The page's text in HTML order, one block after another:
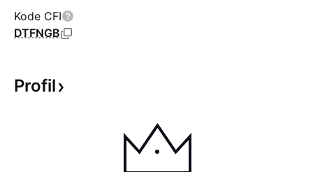
Kode CFI
DTFNGB
Profil